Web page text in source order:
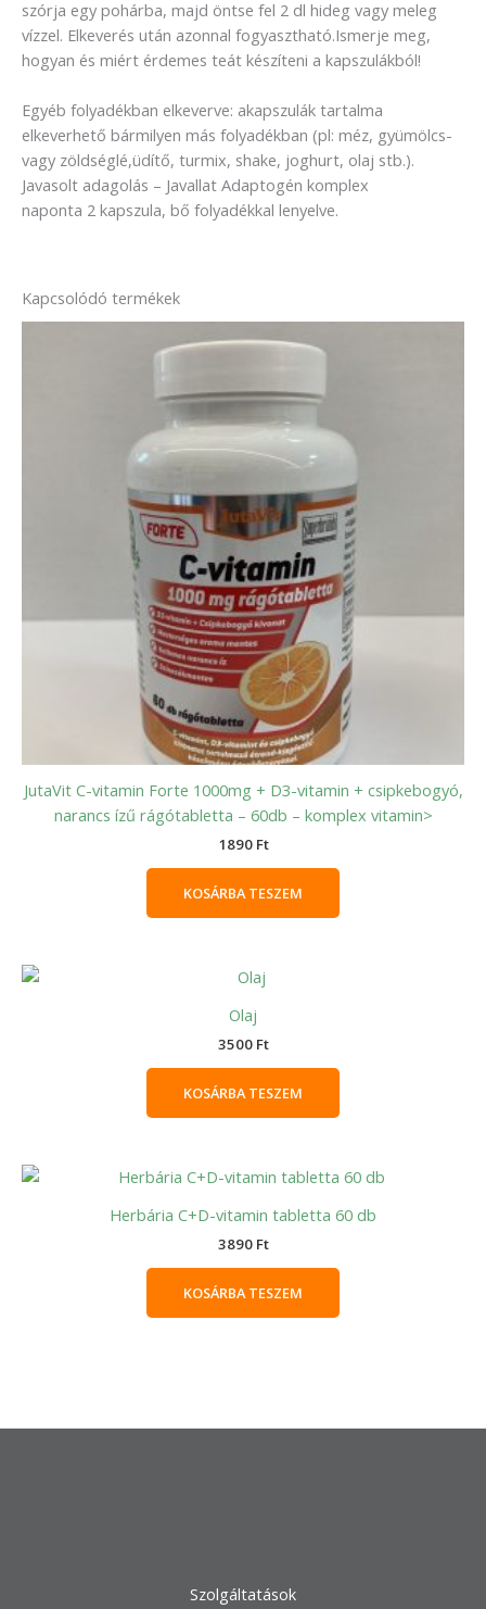
szórja egy pohárba, majd öntse fel 2 dl hideg vagy meleg
vízzel. Elkeverés után azonnal fogyasztható.Ismerje meg,
hogyan és miért érdemes teát készíteni a kapszulákból!
Egyéb folyadékban elkeverve: akapszulák tartalma
elkeverhető bármilyen más folyadékban (pl: méz, gyümölcs-
vagy zöldséglé,üdítő, turmix, shake, joghurt, olaj stb.).
Javasolt adagolás – Javallat Adaptogén komplex
naponta 2 kapszula, bő folyadékkal lenyelve.
Kapcsolódó termékek
JutaVit C-vitamin Forte 1000mg + D3-vitamin + csipkebogyó,
narancs ízű rágótabletta – 60db – komplex vitamin>
1890 Ft
KOSÁRBA TESZEM
Olaj
3500 Ft
KOSÁRBA TESZEM
Herbária C+D-vitamin tabletta 60 db
3890 Ft
KOSÁRBA TESZEM
Szolgáltatások